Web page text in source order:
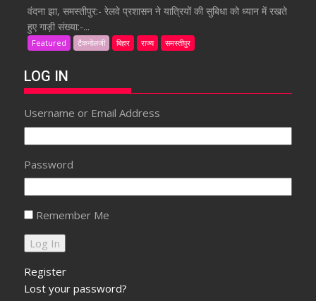
वंदना झा, समस्तीपुर:- रेलवे प्रशासन ने यात्रियों की सुबिधा को ध्यान में रखते
हुए गाड़ी संख्या:-...
Featured टैकनोलजी बिहार राज्य समस्तीपुर
LOG IN
Username or Email Address
Password
Remember Me
Register
Lost your password?